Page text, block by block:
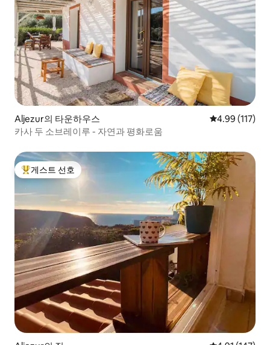
Aljezur의 타운하우스 평점 4.99점(5
4.99 (117)
카사 두 소브레이루 - 자연과 평화로움
상위 게스트 선호
게스트 선호